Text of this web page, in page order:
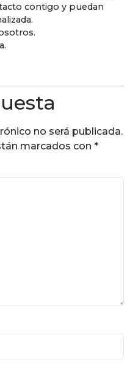
contigo y puedan
no será publicada.
marcados con *